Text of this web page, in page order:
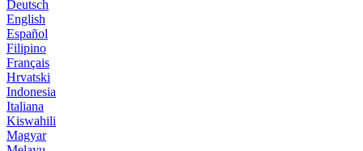
Deutsch
English
Español
Filipino
Français
Hrvatski
Indonesia
Italiana
Kiswahili
Magyar